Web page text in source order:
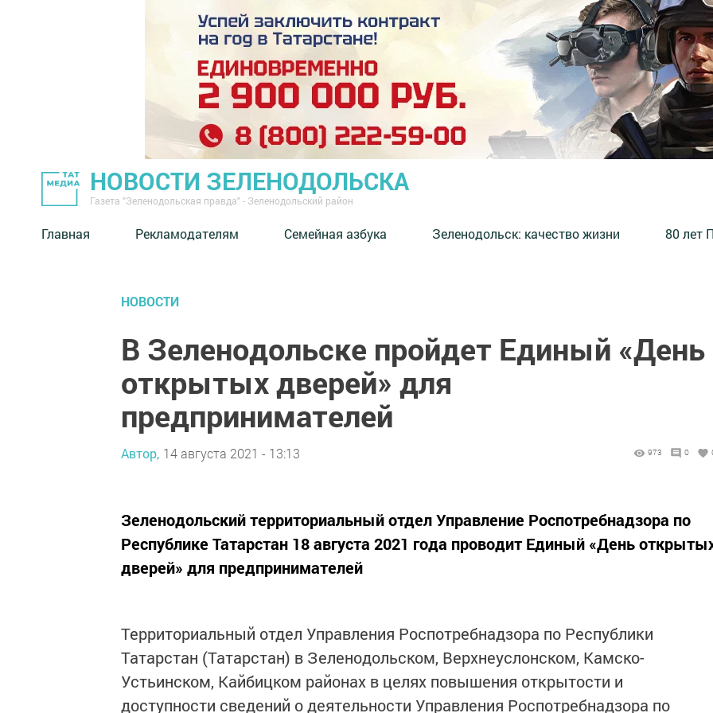
НОВОСТИ ЗЕЛЕНОДОЛЬСКА
Газета "Зеленодольская правда" - Зеленодольский район
Главная Рекламодателям Семейная азбука ⁠Зеленодольск: качество жизни 80 лет
НОВОСТИ
В Зеленодольске пройдет Единый «День
открытых дверей» для
предпринимателей
Автор, 14 августа 2021 - 13:13 973 0
Зеленодольский территориальный отдел Управление Роспотребнадзора по
Республике Татарстан 18 августа 2021 года проводит Единый «День
дверей» для предпринимателей
Территориальный отдел Управления Роспотребнадзора по Республики
Татарстан (Татарстан) в Зеленодольском, Верхнеуслонском, Камско-
Устьинском, Кайбицком районах в целях повышения открытости и
доступности сведений о деятельности Управления Роспотребнадзора по